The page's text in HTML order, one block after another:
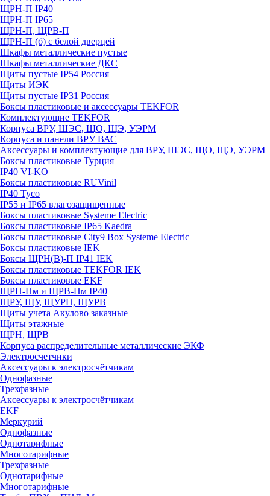
ЩРН-П IP40
ЩРН-П IP65
ЩРН-П, ЩРВ-П
ЩРН-П (б) с белой дверцей
Шкафы металлические пустые
Шкафы металлические ДКС
Щиты пустые IP54 Россия
Щиты ИЭК
Щиты пустые IP31 Россия
Боксы пластиковые и аксессуары TEKFOR
Комплектующие TEKFOR
Корпуса ВРУ, ШЭС, ЩО, ЩЭ, УЭРМ
Корпуса и панели ВРУ ВАС
Аксессуары и комплектующие для ВРУ, ШЭС, ЩО, ЩЭ, УЭРМ
Боксы пластиковые Турция
IP40 VI-KO
Боксы пластиковые RUVinil
IP40 Тусо
IP55 и IP65 влагозащищенные
Боксы пластиковые Systeme Electric
Боксы пластиковые IP65 Kaedra
Боксы пластиковые City9 Box Systeme Electric
Боксы пластиковые IEK
Боксы ЩРН(В)-П IP41 IEK
Боксы пластиковые TEKFOR IEK
Боксы пластиковые EKF
ЩРН-Пм и ЩРВ-Пм IP40
ЩРУ, ЩУ, ЩУРН, ЩУРВ
Щиты учета Акулово заказные
Щиты этажные
ЩРН, ЩРВ
Корпуса распределительные металлические ЭКФ
Электросчетчики
Аксессуары к электросчётчикам
Однофазные
Трехфазные
Аксессуары к электросчётчикам
EKF
Меркурий
Однофазные
Однотарифные
Многотарифные
Трехфазные
Однотарифные
Многотарифные